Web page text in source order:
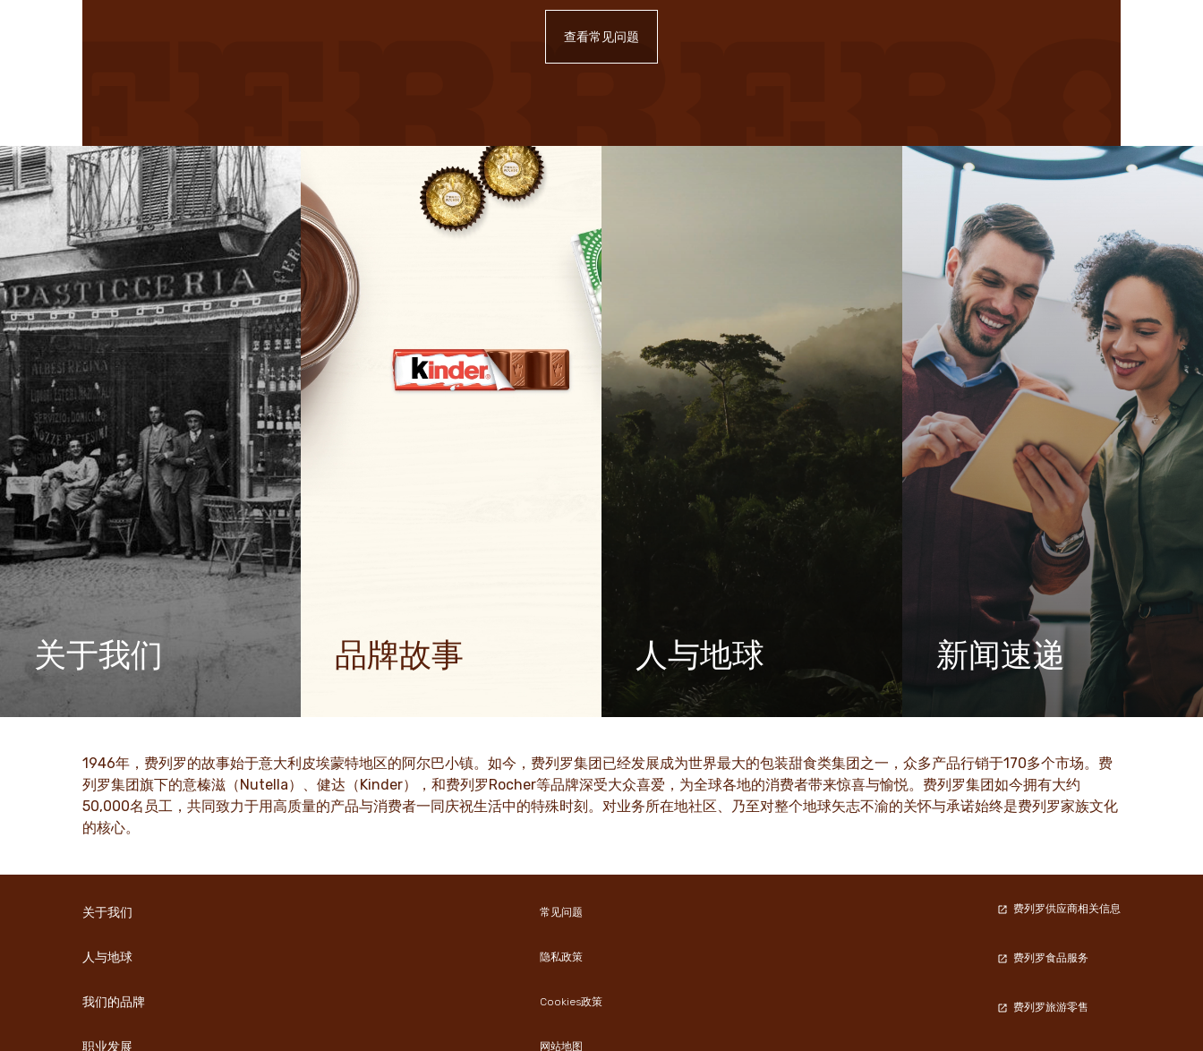
查看常见问题
关于我们
费列罗集团的故事和我们的使命
从家族姓氏到跨国集团
了解更多
品牌故事
了解更多
人与地球
作为一个家族企业，尊重、诚信和创新等
价值观已融入我们几代人的文化之中
了解更多
新闻速递
浏览我们的新闻中心，了解有关费列罗及
其品牌的最新信息、报道和新闻稿
了解更多
1946年，费列罗的故事始于意大利皮埃蒙特地区的阿尔巴小镇。如今，费列罗集团已经发展成为世界最大的包装甜食类集团之一，众多产品行销于170多个市场。费
列罗集团旗下的意榛滋（Nutella）、健达（Kinder），和费列罗Rocher等品牌深受大众喜爱，为全球各地的消费者带来惊喜与愉悦。费列罗集团如今拥有大约
50,000名员工，共同致力于用高质量的产品与消费者一同庆祝生活中的特殊时刻。对业务所在地社区、乃至对整个地球矢志不渝的关怀与承诺始终是费列罗家族文化
的核心。
关于我们
人与地球
我们的品牌
职业发展
常见问题
隐私政策
Cookies政策
网站地图
费列罗供应商相关信息
费列罗食品服务
费列罗旅游零售